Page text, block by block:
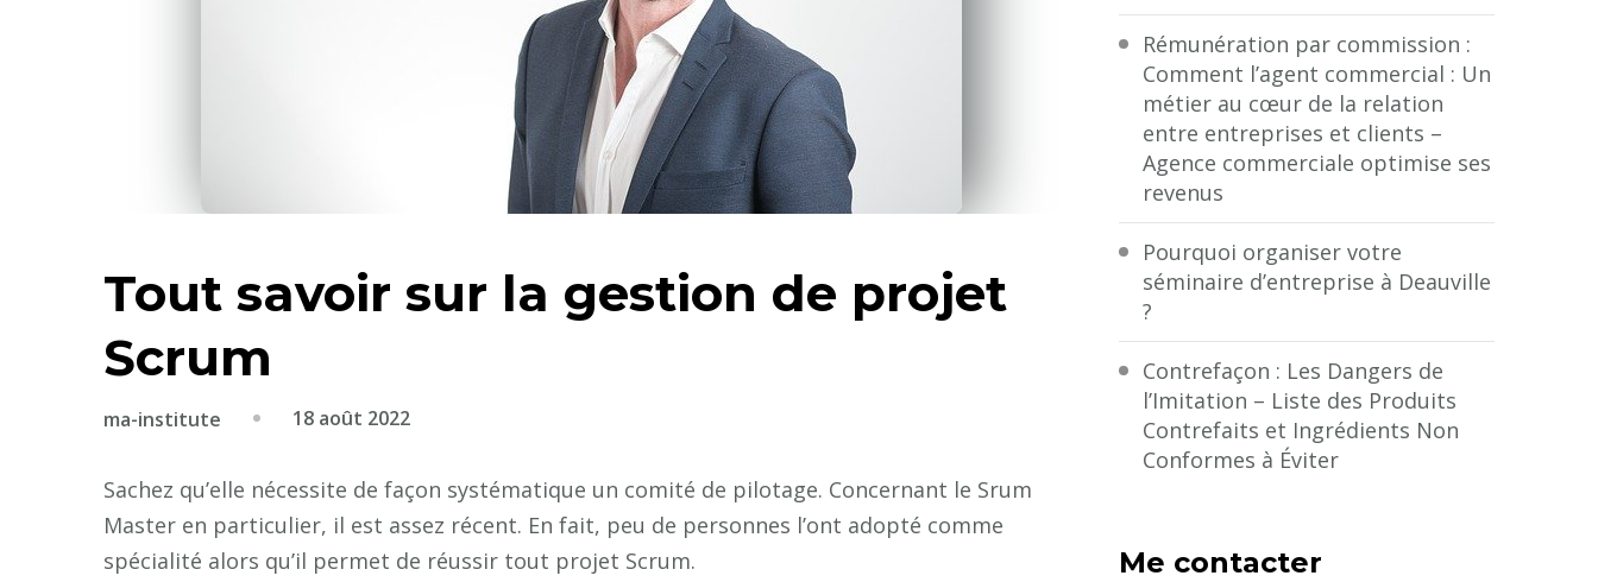
Tout savoir sur la gestion de projet
Scrum
ma-institute 18 août 2022
Sachez qu’elle nécessite de façon systématique un comité de pilotage. Concernant le Srum
Master en particulier, il est assez récent. En fait, peu de personnes l’ont adopté comme
spécialité alors qu’il permet de réussir tout projet Scrum.
Rémunération par commission :
Comment l’agent commercial : Un
métier au cœur de la relation
entre entreprises et clients –
Agence commerciale optimise ses
revenus
Pourquoi organiser votre
séminaire d’entreprise à Deauville
?
Contrefaçon : Les Dangers de
l’Imitation – Liste des Produits
Contrefaits et Ingrédients Non
Conformes à Éviter
Me contacter